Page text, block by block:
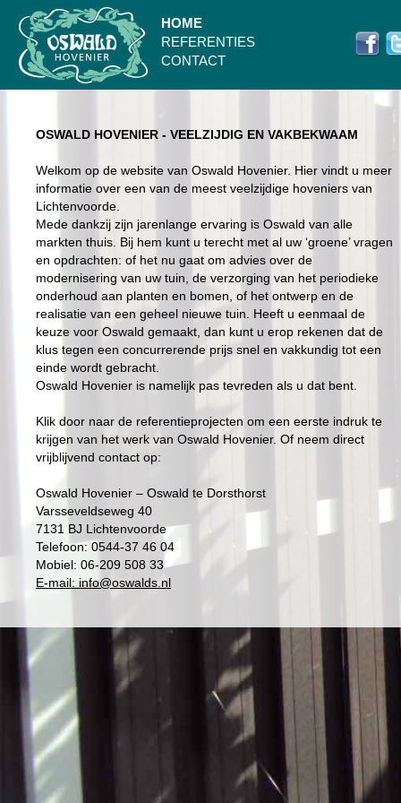
HOME
REFERENTIES
CONTACT
OSWALD HOVENIER - VEELZIJDIG EN VAKBEKWAAM
Welkom op de website van Oswald Hovenier. Hier vindt u meer
informatie over een van de meest veelzijdige hoveniers van
Lichtenvoorde.
Mede dankzij zijn jarenlange ervaring is Oswald van alle
markten thuis. Bij hem kunt u terecht met al uw ‘groene’ vragen
en opdrachten: of het nu gaat om advies over de
modernisering van uw tuin, de verzorging van het periodieke
onderhoud aan planten en bomen, of het ontwerp en de
realisatie van een geheel nieuwe tuin. Heeft u eenmaal de
keuze voor Oswald gemaakt, dan kunt u erop rekenen dat de
klus tegen een concurrerende prijs snel en vakkundig tot een
einde wordt gebracht.
Oswald Hovenier is namelijk pas tevreden als u dat bent.
Klik door naar de referentieprojecten om een eerste indruk te
krijgen van het werk van Oswald Hovenier. Of neem direct
vrijblijvend contact op:
Oswald Hovenier – Oswald te Dorsthorst
Varsseveldseweg 40
7131 BJ Lichtenvoorde
Telefoon: 0544-37 46 04
Mobiel: 06-209 508 33
E-mail: info@oswalds.nl